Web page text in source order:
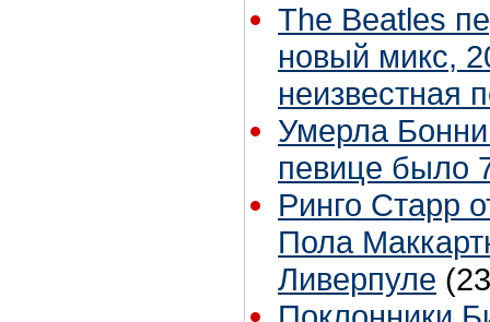
The Beatles
новый микс,
неизвестная
Умерла
певице было
Ринго Старр
Пола
Ливерпуле